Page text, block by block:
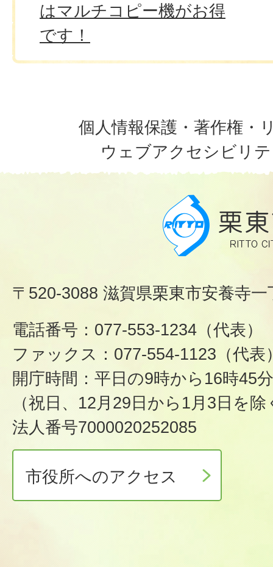
はマルチコピー機がお得
です！
個人情報保護・著作権・
ウェブアクセシビリ
〒520-3088 滋賀県栗東市安養寺
電話番号：077-553-1234（代表）
ファックス：077-554-1123（代表
開庁時間：平日の9時から16時45分
（祝日、12月29日から1月3日を除
法人番号7000020252085
市役所へのアクセス